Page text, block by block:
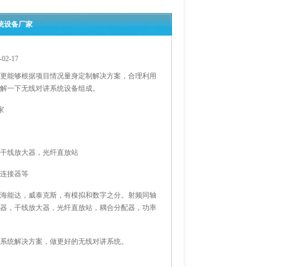
设备厂家
17
够根据项目情况量身定制解决方案，合理利用
一下无线对讲系统设备组成。
线放大器，光纤直放站
接器等
达，威泰克斯，有模拟和数字之分。射频同轴
，干线放大器，光纤直放站，耦合分配器，功率
解决方案，做更好的无线对讲系统。